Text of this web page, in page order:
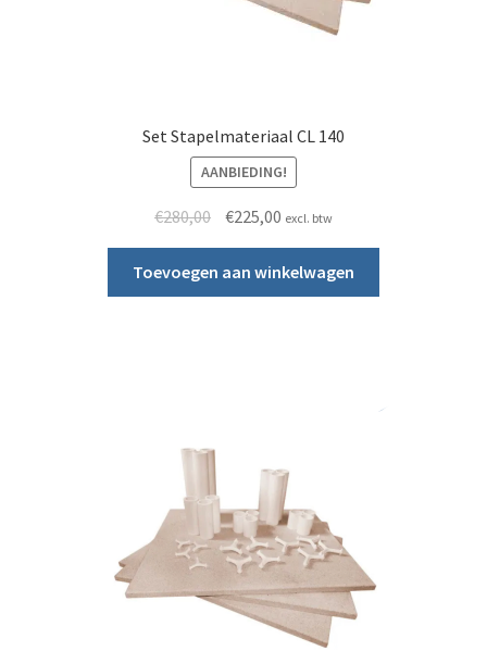
Set Stapelmateriaal CL 140
AANBIEDING!
€280,00 Oorspronkelijke prijs was: €280,00.
€225,00Huidige prijs is: €225,00.
excl. btw
Toevoegen aan winkelwagen